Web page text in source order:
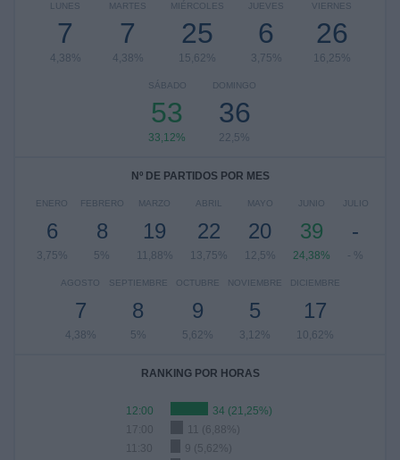
LUNES
7
4,38%
MARTES
7
4,38%
MIÉRCOLES
25
15,62%
JUEVES
6
3,75%
VIERNES
26
16,25%
SÁBADO
53
33,12%
DOMINGO
36
22,5%
Nº DE PARTIDOS POR MES
ENERO
6
3,75%
FEBRERO
8
5%
MARZO
19
11,88%
ABRIL
22
13,75%
MAYO
20
12,5%
JUNIO
39
24,38%
JULIO
-
- %
AGOSTO
7
4,38%
SEPTIEMBRE
8
5%
OCTUBRE
9
5,62%
NOVIEMBRE
5
3,12%
DICIEMBRE
17
10,62%
RANKING POR HORAS
12:00
34 (21,25%)
17:00
11 (6,88%)
11:30
9 (5,62%)